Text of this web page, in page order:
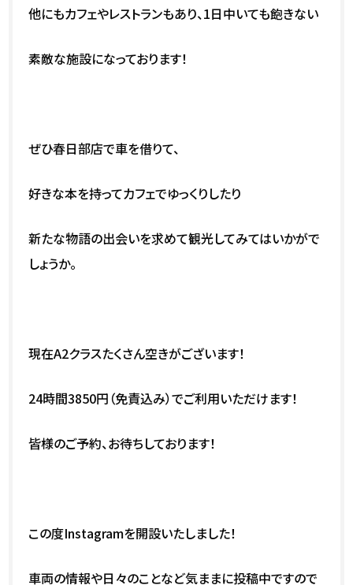
他にもカフェやレストランもあり、1日中いても飽きない
素敵な施設になっております！
ぜひ春日部店で車を借りて、
好きな本を持ってカフェでゆっくりしたり
新たな物語の出会いを求めて観光してみてはいかがで
しょうか。
現在A2クラスたくさん空きがございます！
24時間3850円（免責込み）でご利用いただけます！
皆様のご予約、お待ちしております！
この度Instagramを開設いたしました！
車両の情報や日々のことなど気ままに投稿中ですので